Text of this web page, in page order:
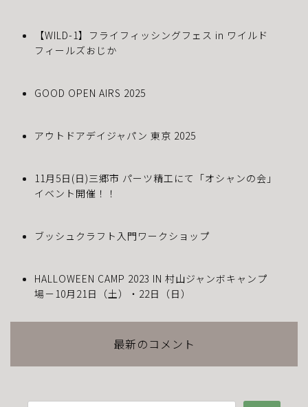
【WILD-1】フライフィッシングフェス in ワイルド
フィールズおじか
GOOD OPEN AIRS 2025
アウトドアデイジャパン 東京 2025
11月5日(日)三郷市 パーツ精工にて「オシャンの会」
イベント開催！！
ブッシュクラフト入門ワークショップ
HALLOWEEN CAMP 2023 IN 村山ジャンボキャンプ
場－10月21日（土）・22日（日）
最新のコメント